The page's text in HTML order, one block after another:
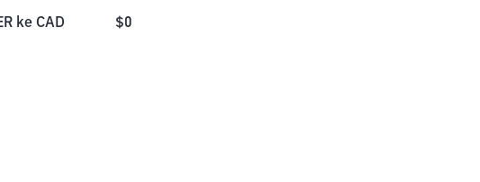
ke CAD $0